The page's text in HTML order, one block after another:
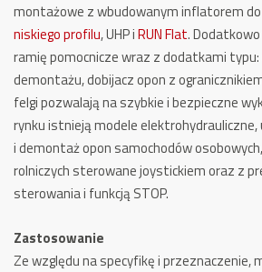
montażowe z wbudowanym inflatorem
niskiego profilu, UHP iRUN Flat.
ramię pomocnicze wraz z dodatkami
demontażu, dobijacz opon z
felgi pozwalają na szybkie i bezpieczne
rynku istnieją modele
i demontaż opon samochodów
rolniczych sterowane joystickiem oraz z
sterowania i funkcją STOP.
Zastosowanie
Ze względu na specyfikę i przeznaczenie,